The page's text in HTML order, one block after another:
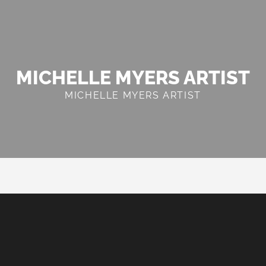
MICHELLE MYERS ARTIST
MICHELLE MYERS ARTIST